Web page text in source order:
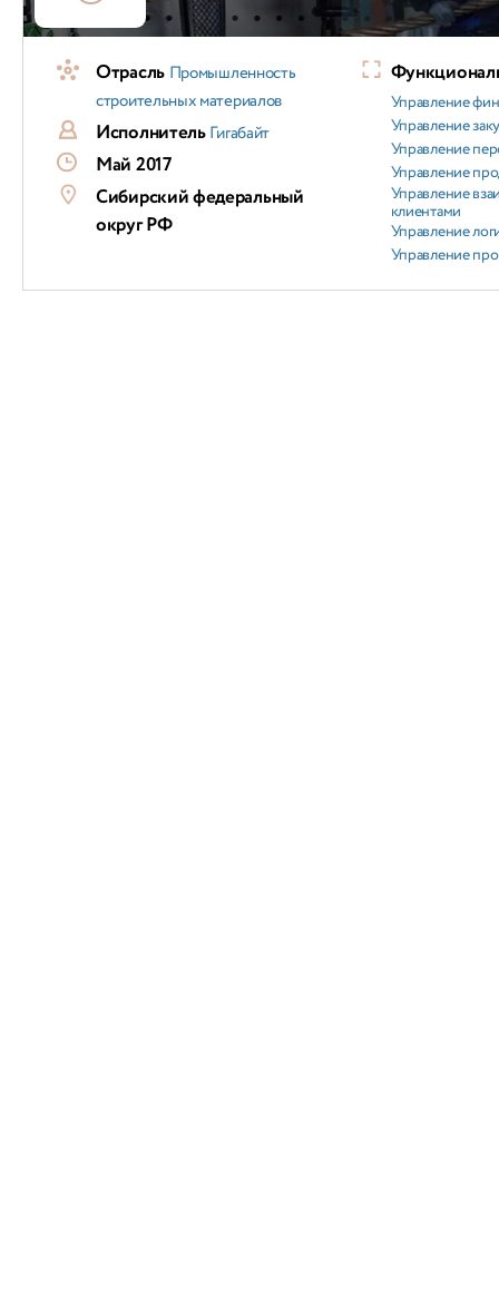
Отрасль Промышленность
строительных материалов
ИсполнительГигабайт
Май 2017
Сибирский федеральный
округ РФ
Управление
Управление
Управление
Управление
Управление
клиентами
Управление
Управление